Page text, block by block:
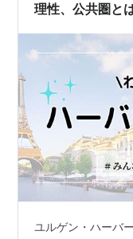
理性、公共圏と
ユルゲン・ハーバ